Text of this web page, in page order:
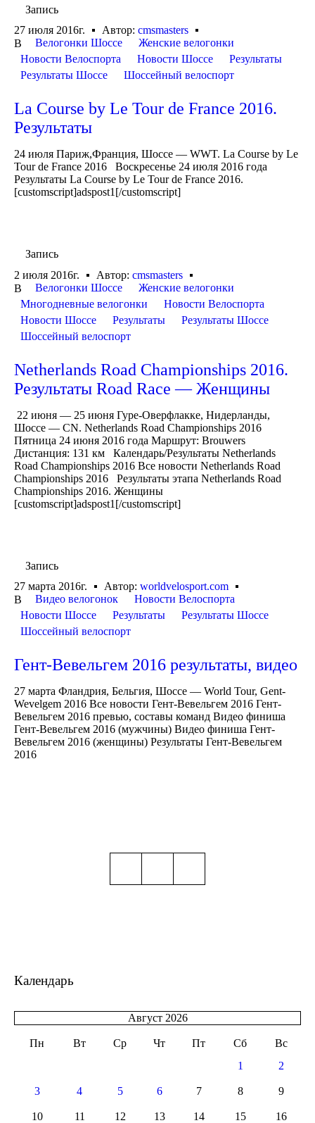
Запись
27 июля 2016г.
Автор: cmsmasters
В
Велогонки Шоссе
Женские велогонки
Новости Велоспорта
Новости Шоссе
Результаты
Результаты Шоссе
Шоссейный велоспорт
La Course by Le Tour de France 2016.
Результаты
24 июля Париж,Франция, Шоссе — WWT. La Course by Le
Tour de France 2016 Воскресенье 24 июля 2016 года
Результаты La Course by Le Tour de France 2016.
[customscript]adspost1[/customscript]
Запись
2 июля 2016г.
Автор: cmsmasters
В
Велогонки Шоссе
Женские велогонки
Многодневные велогонки
Новости Велоспорта
Новости Шоссе
Результаты
Результаты Шоссе
Шоссейный велоспорт
Netherlands Road Championships 2016.
Результаты Road Race — Женщины
22 июня — 25 июня Гуре-Оверфлакке, Нидерланды,
Шоссе — CN. Netherlands Road Championships 2016
Пятница 24 июня 2016 года Маршрут: Brouwers
Дистанция: 131 км Календарь/Результаты Netherlands
Road Championships 2016 Все новости Netherlands Road
Championships 2016 Результаты этапа Netherlands Road
Championships 2016. Женщины
[customscript]adspost1[/customscript]
Запись
27 марта 2016г.
Автор: worldvelosport.com
В
Видео велогонок
Новости Велоспорта
Новости Шоссе
Результаты
Результаты Шоссе
Шоссейный велоспорт
Гент-Вевельгем 2016 результаты, видео
27 марта Фландрия, Бельгия, Шоссе — World Tour, Gent-
Wevelgem 2016 Все новости Гент-Вевельгем 2016 Гент-
Вевельгем 2016 превью, составы команд Видео финиша
Гент-Вевельгем 2016 (мужчины) Видео финиша Гент-
Вевельгем 2016 (женщины) Результаты Гент-Вевельгем
2016
Календарь
Август 2026
Пн Вт Ср Чт Пт Сб
Вс
1
2
3 4 5 6 7 8 9
10 11 12 13 14 15 16